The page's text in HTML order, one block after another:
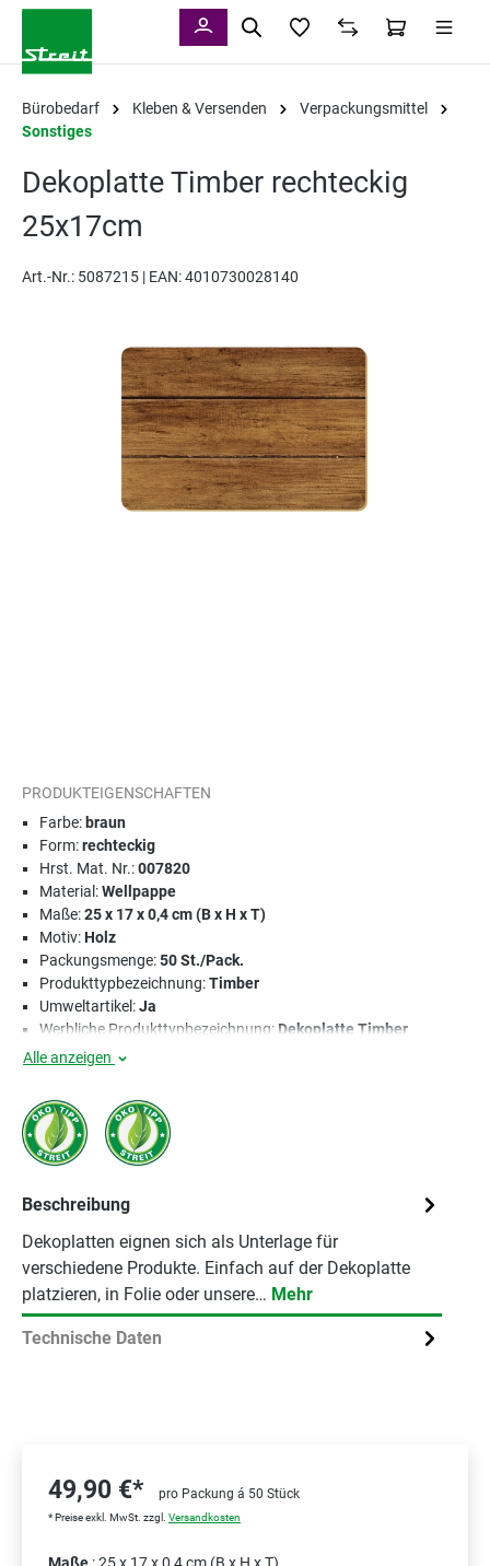
Bürobedarf Kleben & Versenden
Verpackungsmittel
Sonstiges
Dekoplatte Timber rechteckig
25x17cm
Art.-Nr.: 5087215 | EAN: 4010730028140
PRODUKTEIGENSCHAFTEN
Farbe: braun
Form:rechteckig
Hrst. Mat. Nr.:007820
Material:Wellpappe
Maße:25 x 17 x 0,4 cm (B x H x T)
Motiv:Holz
Packungsmenge:50 St./Pack.
Produkttypbezeichnung:Timber
Umweltartikel:Ja
Werbliche Produkttypbezeichnung: Dekoplatte Timber
Alle anzeigen
Beschreibung
Dekoplatten eignen sich als Unterlage für
verschiedene Produkte. Einfach auf der Dekoplatte
platzieren, in Folie oder unsere… Mehr
Technische Daten
49,90 €* pro Packung á 50 Stück
* Preise exkl. MwSt. zzgl. Versandkosten